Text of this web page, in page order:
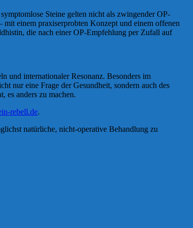
Steine gelten nicht als zwingender OP-
einem praxiserprobten Konzept und einem offenen
die nach einer OP-Empfehlung per Zufall auf
und internationaler Resonanz. Besonders im
nur eine Frage der Gesundheit, sondern auch des
es anders zu machen.
rebell.de.
natürliche, nicht-operative Behandlung zu